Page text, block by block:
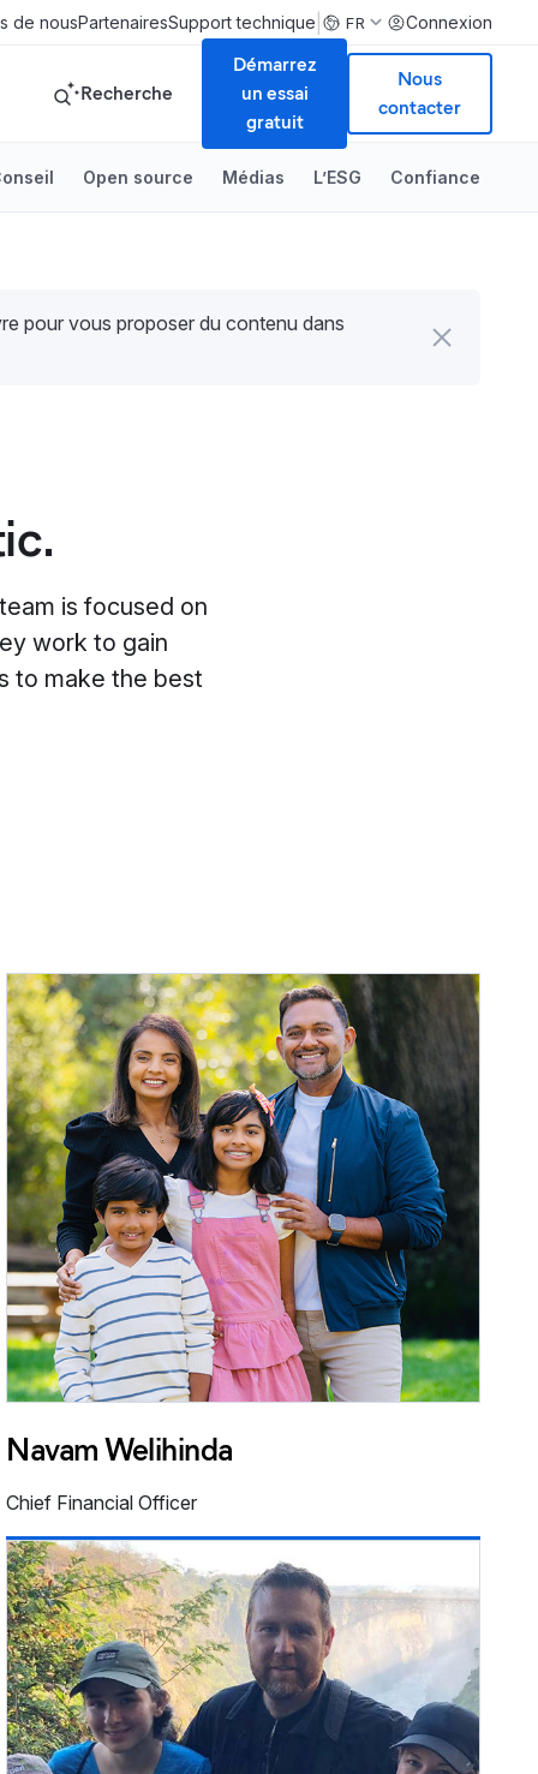
de nousPartenairesSupport technique FR Connexion
Recherche
Démarrez
un essai
gratuit
Nous
contacter
Open source Médias L’ESG Confiance
pour vous proposer du contenu dans
is focused on
work to gain
to make the best
Navam Welihinda
Chief Financial Officer